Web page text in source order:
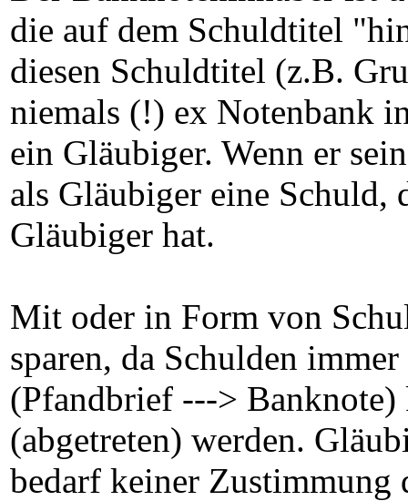
die auf dem Schuldtitel
diesen Schuldtitel (z.B.
niemals (!) ex Notenbank
ein Gläubiger. Wenn er
als Gläubiger eine Schuld,
Gläubiger hat.
Mit oder in Form von
sparen, da Schulden
(Pfandbrief --->
(abgetreten) werden.
bedarf keiner Zustimmung